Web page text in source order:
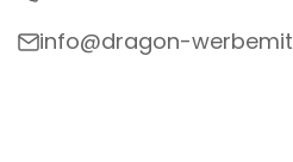
info@dragon-